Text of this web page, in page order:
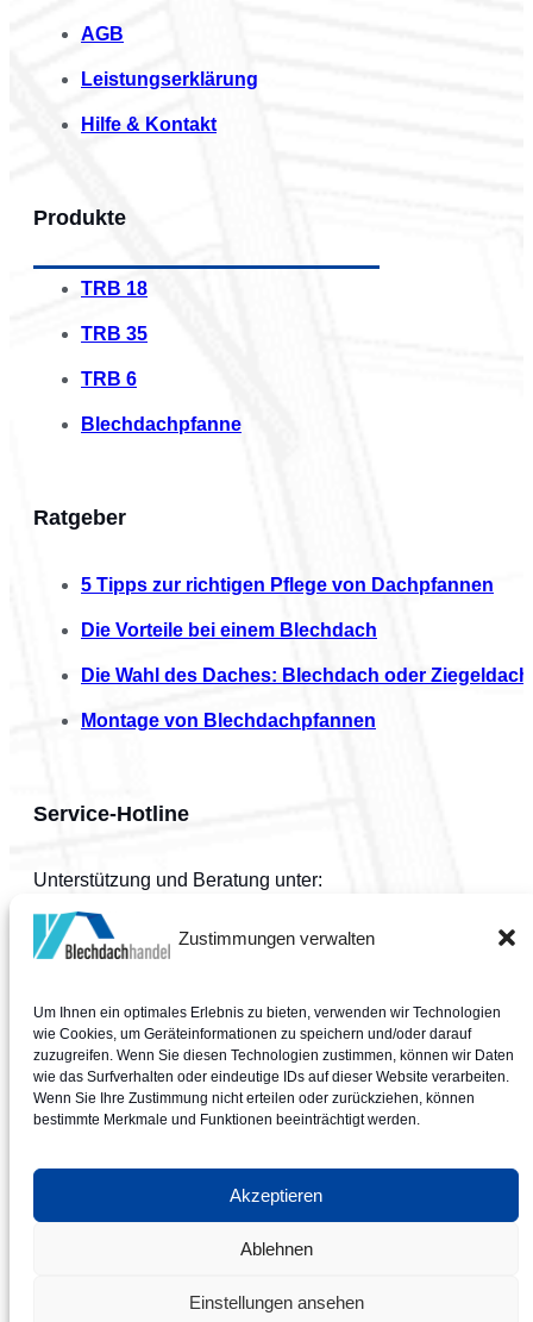
Zustimmungen verwalten
Um Ihnen ein optimales Erlebnis zu bieten, verwenden wir Technologien
wie Cookies, um Geräteinformationen zu speichern und/oder darauf
zuzugreifen. Wenn Sie diesen Technologien zustimmen, können wir Daten
wie das Surfverhalten oder eindeutige IDs auf dieser Website verarbeiten.
Wenn Sie Ihre Zustimmung nicht erteilen oder zurückziehen, können
bestimmte Merkmale und Funktionen beeinträchtigt werden.
Akzeptieren
Ablehnen
Einstellungen ansehen
AGB
Leistungserklärung
Hilfe & Kontakt
Produkte
TRB 18
TRB 35
TRB 6
Blechdachpfanne
Ratgeber
5 Tipps zur richtigen Pflege von Dachpfannen
Die Vorteile bei einem Blechdach
Die Wahl des Daches: Blechdach oder
Montage von Blechdachpfannen
Service-Hotline
Unterstützung und Beratung unter:
+49 39487 745973
Mo.-Do.: 08:00-16:00 Uhr
Fr.: 08:00-13:00 Uhr
Sa. & So.: geschlossen
Oder über unserKontaktformular.